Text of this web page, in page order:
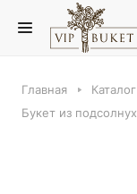
Главная Каталог
Букет из